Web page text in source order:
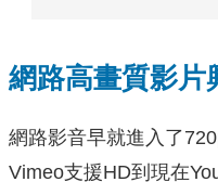
網路高畫質影片
網路影音早就進入了
Vimeo支援HD到現在